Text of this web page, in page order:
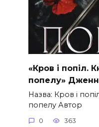
«Кров і попіл.
попелу»
Назва: Кров і
попелу Автор
0 363